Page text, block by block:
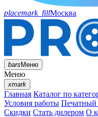
placemark_fillМосква
barsМеню
Меню
xmark
Главная Каталог по
Условия работы Печатный
Скидки Стать дилером О